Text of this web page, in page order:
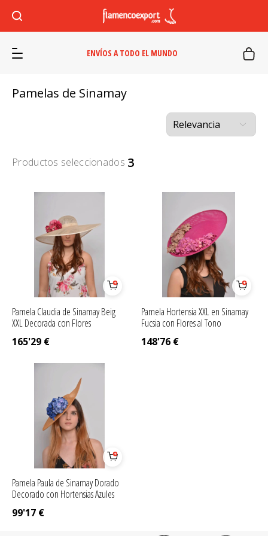
ENVÍOS A TODO EL MUNDO
Pamelas de Sinamay
Productos seleccionados 3
Pamela Claudia de Sinamay Beig
XXL Decorada con Flores
165'29 €
Pamela Hortensia XXL en Sinamay
Fucsia con Flores al Tono
148'76 €
Pamela Paula de Sinamay Dorado
Decorado con Hortensias Azules
99'17 €